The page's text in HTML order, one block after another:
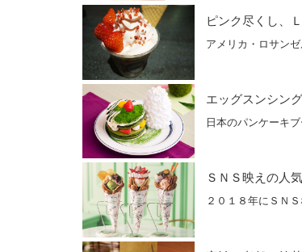
ピンク尽くし、
アメリカ・ロサン
エッグスンシン
日本のパンケーキ
ＳＮＳ映えの人
２０１８年にＳＮ